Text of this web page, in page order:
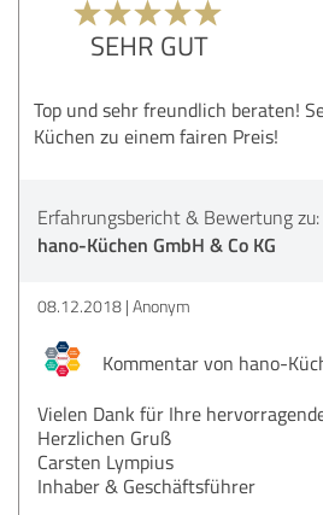
SEHR GUT
Top und sehr freundlich beraten!
Küchen zu einem fairen Preis!
Erfahrungsbericht & Bewertung zu:
hano-Küchen GmbH & Co KG
08.12.2018 Anonym
Kommentar von hano-
Vielen Dank für Ihre
Herzlichen Gruß
Carsten Lympius
Inhaber & Geschäftsführer